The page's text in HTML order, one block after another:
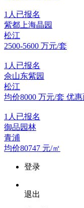
1 人已报名
紫都上海晶园
松江
2500-5600 万元/套
1 人已报名
佘山东紫园
松江
均价8000 万元/套 优惠
1 人已报名
御品园林
青浦
均价80747 元/㎡
登录
退出